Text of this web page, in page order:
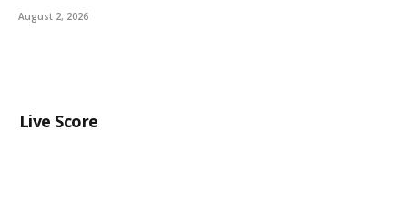
August 2, 2026
Live Score